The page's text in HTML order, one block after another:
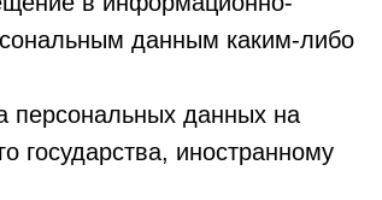
данным каким-либо
персональных данных на
государства, иностранному